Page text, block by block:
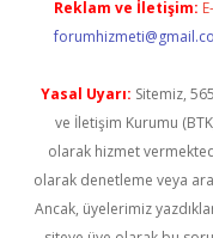
Reklam ve İletişim:
Yasal Uyarı: Sitemiz,
ve İletişim Kurumu
olarak hizmet
olarak denetleme veya
Ancak, üyelerimiz